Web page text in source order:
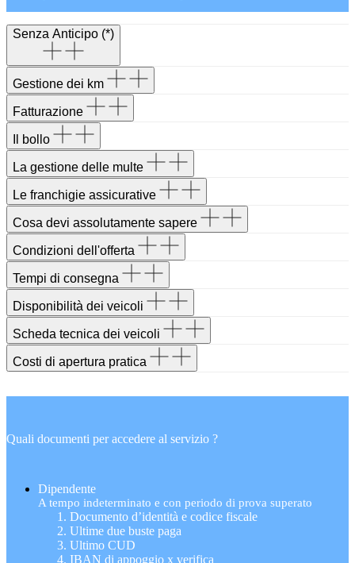
Senza Anticipo (*)
Gestione dei km
Fatturazione
Il bollo
La gestione delle multe
Le franchigie assicurative
Cosa devi assolutamente sapere
Condizioni dell'offerta
Tempi di consegna
Disponibilità dei veicoli
Scheda tecnica dei veicoli
Costi di apertura pratica
Quali documenti per accedere al servizio ?
Dipendente
A tempo indeterminato e con periodo di prova superato
Documento d’identità e codice fiscale
Ultime due buste paga
Ultimo CUD
IBAN di appoggio x verifica